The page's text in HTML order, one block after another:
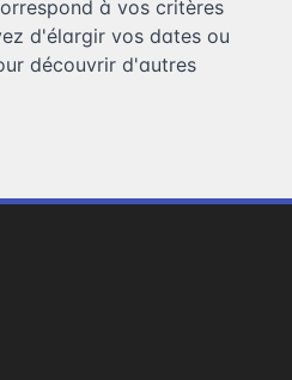
à vos critères
d'élargir vos dates ou
découvrir d'autres